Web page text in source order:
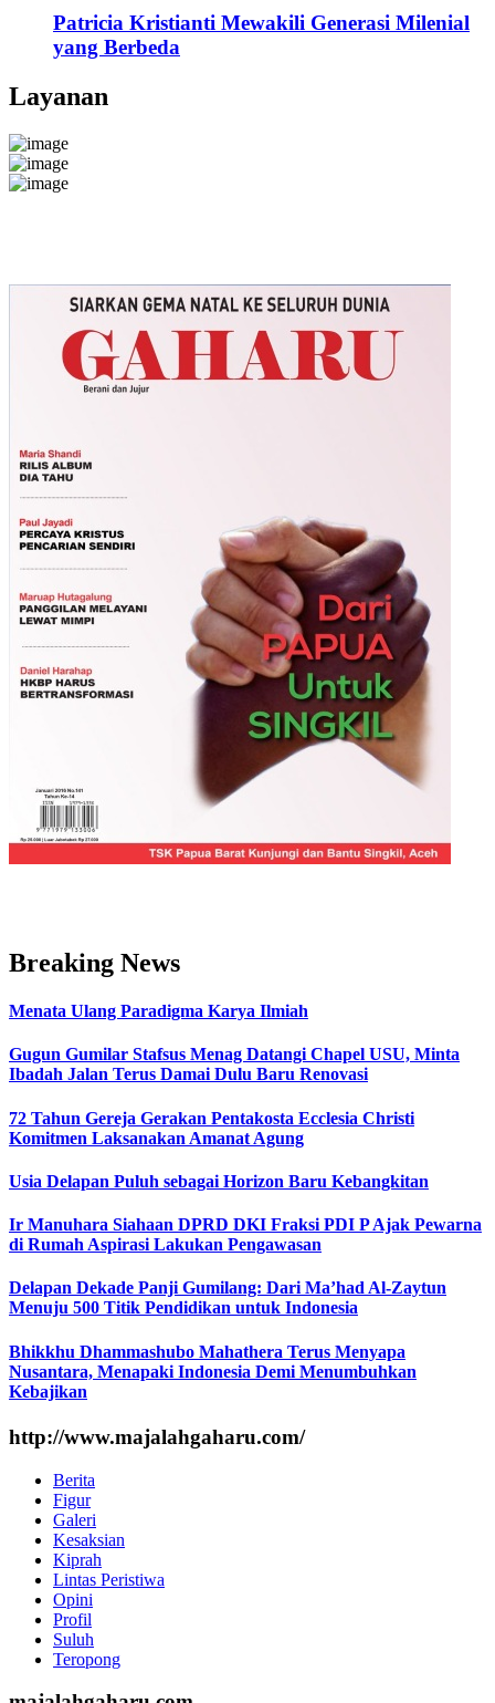
Patricia Kristianti Mewakili Generasi Milenial
yang Berbeda
Layanan
Breaking News
Menata Ulang Paradigma Karya Ilmiah
Gugun Gumilar Stafsus Menag Datangi Chapel USU, Minta
Ibadah Jalan Terus Damai Dulu Baru Renovasi
72 Tahun Gereja Gerakan Pentakosta Ecclesia Christi
Komitmen Laksanakan Amanat Agung
Usia Delapan Puluh sebagai Horizon Baru Kebangkitan
Ir Manuhara Siahaan DPRD DKI Fraksi PDI P Ajak Pewarna
di Rumah Aspirasi Lakukan Pengawasan
Delapan Dekade Panji Gumilang: Dari Ma’had Al-Zaytun
Menuju 500 Titik Pendidikan untuk Indonesia
Bhikkhu Dhammashubo Mahathera Terus Menyapa
Nusantara, Menapaki Indonesia Demi Menumbuhkan
Kebajikan
http://www.majalahgaharu.com/
Berita
Figur
Galeri
Kesaksian
Kiprah
Lintas Peristiwa
Opini
Profil
Suluh
Teropong